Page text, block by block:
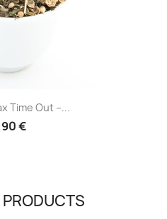
Time Out –...
€